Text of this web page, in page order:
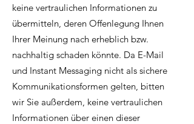
keine vertraulichen Informationen zu
übermitteln, deren Offenlegung Ihnen
Ihrer Meinung nach erheblich bzw.
nachhaltig schaden könnte. Da E-Mail
und Instant Messaging nicht als sichere
Kommunikationsformen gelten, bitten
wir Sie außerdem, keine vertraulichen
Informationen über einen dieser